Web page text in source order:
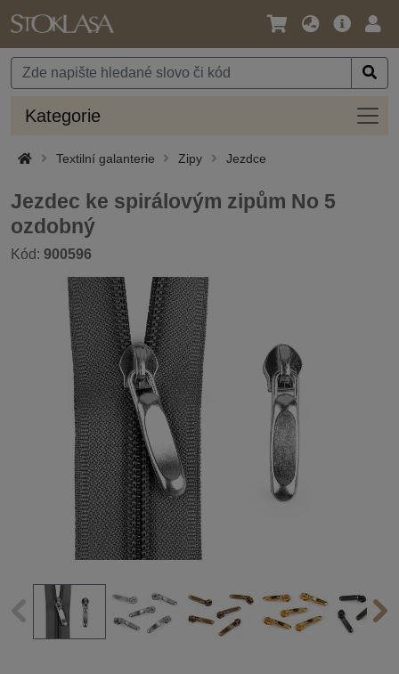
Jazyk
Měna
Hlavní
Kategorie
Textilní galanterie Zipy Jezdce
Jezdec ke spirálovým zipům No 5
ozdobný
Kód: 900596